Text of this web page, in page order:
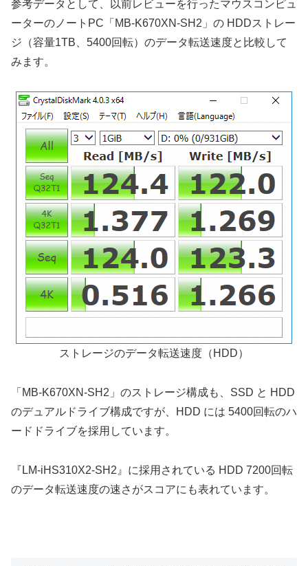
参考データとして、以前レビューを行ったマウスコンピュ
ーターのノートPC「MB-K670XN-SH2」の HDDストレー
ジ（容量1TB、5400回転）のデータ転送速度と比較して
みます。
ストレージのデータ転送速度（HDD）
「MB-K670XN-SH2」のストレージ構成も、SSD と HDD
のデュアルドライブ構成ですが、HDD には 5400回転のハ
ードドライブを採用しています。
『LM-iHS310X2-SH2』に採用されている HDD 7200回転
のデータ転送速度の速さがスコアにも表れています。